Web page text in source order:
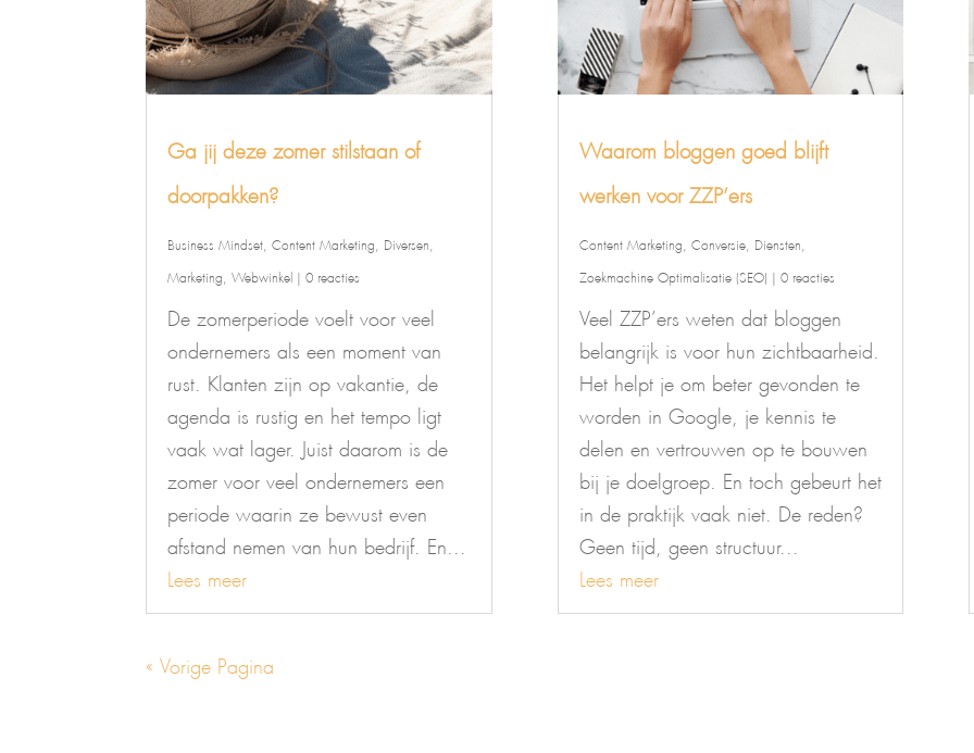
Ga jij deze zomer stilstaan of
doorpakken?
Business Mindset ,Content Marketing Diversen
Marketing ,Webwinkel | 0 reacties
De zomerperiode voelt voor veel
ondernemers als een moment van
rust. Klanten zijn op vakantie, de
agenda is rustig en het tempo ligt
vaak wat lager. Juist daarom is de
zomer voor veel ondernemers een
periode waarin ze bewust even
afstand nemen van hun bedrijf. En...
Lees meer
Waarom bloggen goed blijft
werken voor ZZP’ers
Content Marketing Conversie, Diensten
Zoekmachine Optimalisatie (SEO) | 0 reacties
Veel ZZP’ers weten dat bloggen
belangrijk is voor hun zichtbaarheid.
Het helpt je om beter gevonden te
worden in Google, je kennis te
delen en vertrouwen op te bouwen
bij je doelgroep. En toch gebeurt het
in de praktijk vaak niet. De reden?
Geen tijd, geen structuur...
Lees meer
« Vorige Pagina